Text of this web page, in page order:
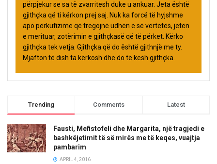
përpjekur se sa të zvarritesh duke u ankuar. Jeta është
gjithçka që ti kërkon prej saj. Nuk ka forcë të hyjshme
apo përkufizime që tregojnë udhën e së vërtetës, jetën
e merituar, zotërimin e gjithçkasë që të përket. Kërko
gjithçka tek vetja. Gjithçka që do është gjithnjë me ty.
Mjafton të dish ta kërkosh dhe do të kesh gjithçka.
Trending Comments Latest
Fausti, Mefistofeli dhe Margarita, një tragjedi e
bashkëjetimit të së mirës me të keqes, vuajtja
pambarim
APRIL 4, 2016